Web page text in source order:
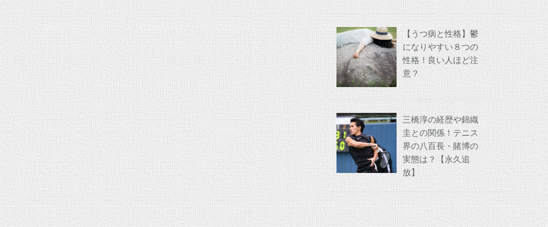
【うつ病と性格】鬱
になりやすい８つの
性格！良い人ほど注
意？
三橋淳の経歴や錦織
圭との関係！テニス
界の八百長・賭博の
実態は？【永久追
放】